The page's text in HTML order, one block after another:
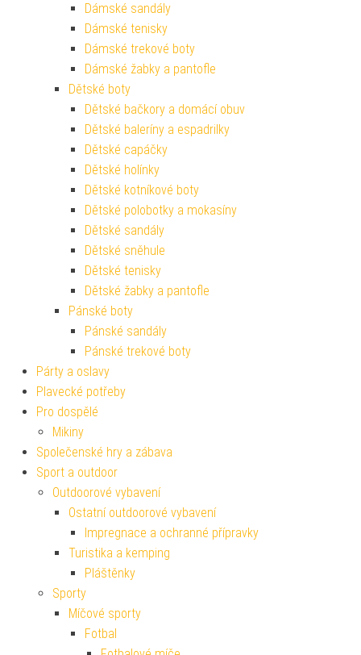
Dámské sandály
Dámské tenisky
Dámské trekové boty
Dámské žabky a pantofle
Dětské boty
Dětské bačkory a domácí obuv
Dětské baleríny a espadrilky
Dětské capáčky
Dětské holínky
Dětské kotníkové boty
Dětské polobotky a mokasíny
Dětské sandály
Dětské sněhule
Dětské tenisky
Dětské žabky a pantofle
Pánské boty
Pánské sandály
Pánské trekové boty
Párty a oslavy
Plavecké potřeby
Pro dospělé
Mikiny
Společenské hry a zábava
Sport a outdoor
Outdoorové vybavení
Ostatní outdoorové vybavení
Impregnace a ochranné přípravky
Turistika a kemping
Pláštěnky
Sporty
Míčové sporty
Fotbal